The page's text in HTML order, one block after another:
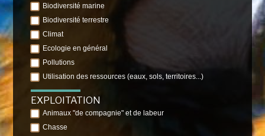
Biodiversité marine
Biodiversité terrestre
Climat
Ecologie en général
Pollutions
Utilisation des ressources (eaux, sols, territoires...)
EXPLOITATION
Animaux "de compagnie" et de labeur
Chasse